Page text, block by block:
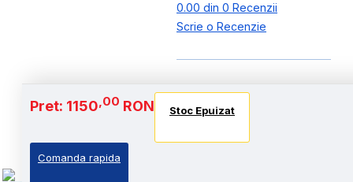
0.00 din 0 Recenzii
Scrie o Recenzie
Pret: 1150,00 RON Stoc Epuizat
Comanda rapida
Baterie si Autonomie
Stoc Epuizat Stoc Epuizat